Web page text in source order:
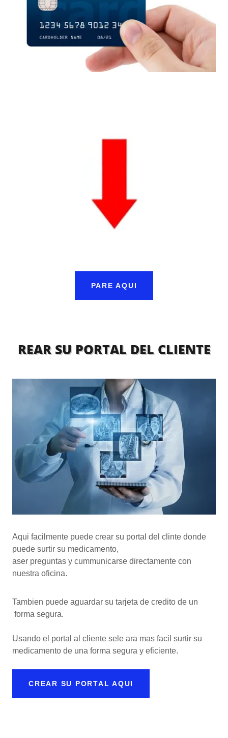
PARE AQUI
REAR SU PORTAL DEL CLIENTE
Aqui facilmente puede crear su portal del clinte donde
puede surtir su medicamento,
aser preguntas y cummunicarse directamente con
nuestra oficina.
Tambien puede aguardar su tarjeta de credito de un
forma segura.
Usando el portal al cliente sele ara mas facil surtir su
medicamento de una forma segura y eficiente.
CREAR SU PORTAL AQUI